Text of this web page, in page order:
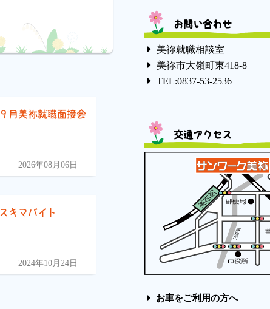
９月美祢就職面接会
2026年08月06日
スキマバイト
2024年10月24日
お問い合わせ
美祢就職相談室
美祢市大嶺町東418-8
TEL:0837-53-2536
交通アクセス
お車をご利用の方へ